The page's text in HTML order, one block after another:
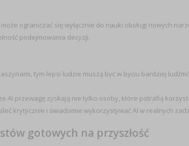
ograniczać się wyłącznie do nauki obsługi nowych
podejmowania decyzji.
tym lepsi ludzie muszą być w byciu bardziej
AI przewagę zyskają nie tylko osoby, które potrafią
krytycznie i świadomie wykorzystywać AI w realnych
gotowych na przyszłość